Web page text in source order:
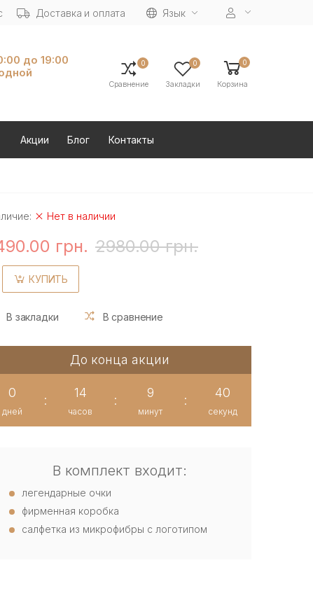
Доставка и оплата Язык
до 19:00
0
Сравнение
0
Закладки
0
Корзина
Акции Блог Контакты
Нет в наличии
грн. 2980.00 грн.
КУПИТЬ
В закладки В сравнение
До конца акции
0
дней
:
14
часов
:
9
минут
:
39
секунд
В комплект входит:
легендарные очки
фирменная коробка
салфетка из микрофибры с логотипом